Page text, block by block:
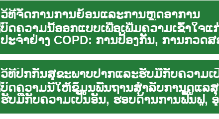
ວິທີຈັດການການຍ້ອນແລະການຫຼຸດອາການ
ບົດຄວາມນີ້ອອກແບບເພື່ອເພີ່ມຄວາມເຂົ້າໃຈ
ປະຈຳຢ່າງ COPD: ການປ້ອງກັນ, ການກວດ
ແລະການ...
ວິທີປົກກັນສຸຂະພາບປາກແລະຮັບມືກັບຄວາມເ
ບົດຄວາມນີ້ໃຫ້ຂໍ້ມູນພື້ນຖານສໍາລັບການດູແລ
ຮັບມືກັບຄວາມເປັນອັນ, ຮອບດ້ານການຟື້ນຟູ,
ການ...